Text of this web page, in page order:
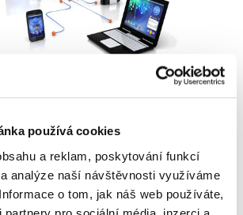
používá cookies
a reklam, poskytování funkcí
analýze naší návštěvnosti využíváme
o tom, jak náš web používáte,
poznámka
cena
Kč/min.